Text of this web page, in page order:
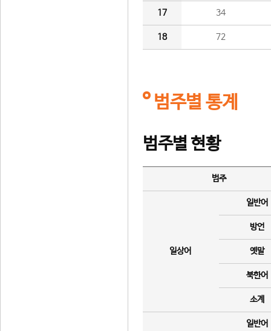
17 34
18 72
범주별 통계
범주별 현황
범주
일상어
일반어
방언
옛말
북한어
소계
일반어